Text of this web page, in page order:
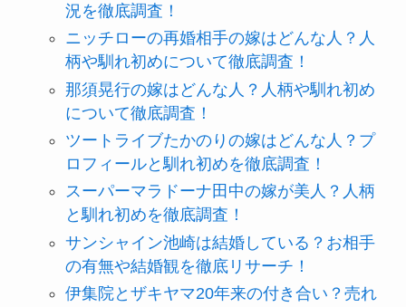
況を徹底調査！
ニッチローの再婚相手の嫁はどんな人？人
柄や馴れ初めについて徹底調査！
那須晃行の嫁はどんな人？人柄や馴れ初め
について徹底調査！
ツートライブたかのりの嫁はどんな人？プ
ロフィールと馴れ初めを徹底調査！
スーパーマラドーナ田中の嫁が美人？人柄
と馴れ初めを徹底調査！
サンシャイン池崎は結婚している？お相手
の有無や結婚観を徹底リサーチ！
伊集院とザキヤマ20年来の付き合い？売れ